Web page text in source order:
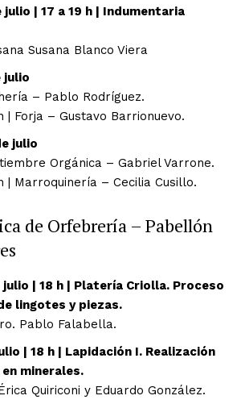
julio | 17 a 19 h | Indumentaria
Susana Blanco Viera
julio
– Pablo Rodríguez.
| Forja – Gustavo Barrionuevo.
julio
Orgánica – Gabriel Varrone.
| Marroquinería – Cecilia Cusillo.
de Orfebrería – Pabellón
julio | 18 h | Platería Criolla. Proceso
lingotes y piezas.
Pablo Falabella.
| 18 h | Lapidación I. Realización
minerales.
Quiriconi y Eduardo González.